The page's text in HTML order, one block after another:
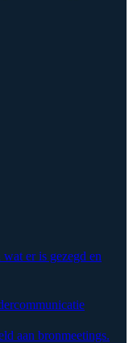
er is gezegd en
aan bronmeetings.